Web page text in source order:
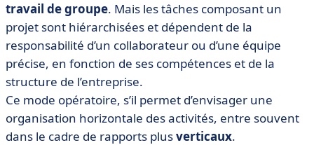
travail de groupe. Mais les tâches composant un
projet sont hiérarchisées et dépendent de la
responsabilité d’un collaborateur ou d’une équipe
précise, en fonction de ses compétences et de la
structure de l’entreprise.
Ce mode opératoire, s’il permet d’envisager une
organisation horizontale des activités, entre souvent
dans le cadre de rapports plusverticaux.